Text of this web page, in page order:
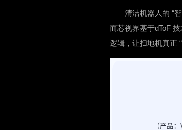
清洁机器人的 “
而芯视界基于dToF
逻辑，让扫地机真正